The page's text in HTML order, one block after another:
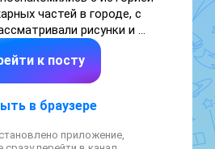
частей в городе, с
рисунки и
детского конкурса
огонь". В музее
различные экспонаты,
правила безопасного
при пожаре
к посту
в браузере
приложение,